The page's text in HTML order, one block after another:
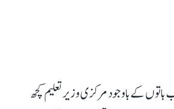
کے باوجود مرکزی وزیر تعلیم کچھ